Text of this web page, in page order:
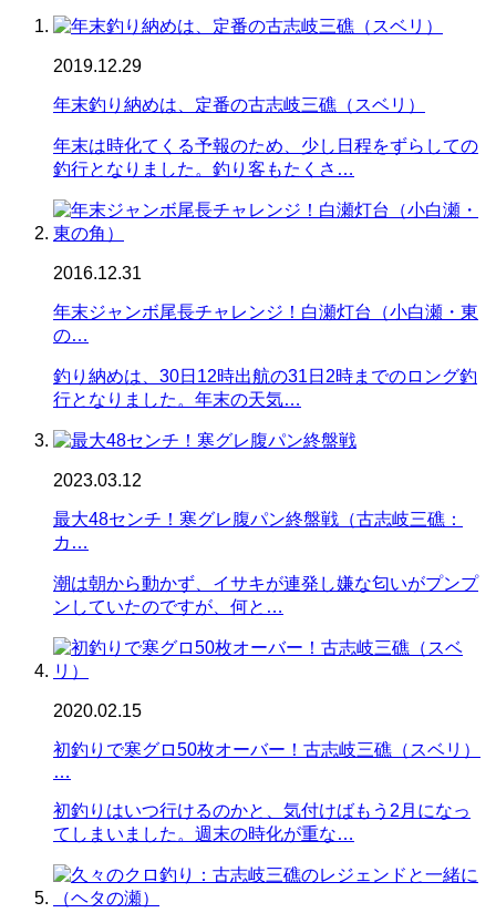
2019.12.29
年末釣り納めは、定番の古志岐三礁（スベリ）
年末は時化てくる予報のため、少し日程をずらしての
釣行となりました。釣り客もたくさ…
2016.12.31
年末ジャンボ尾長チャレンジ！白瀬灯台（小白瀬・東
の…
釣り納めは、30日12時出航の31日2時までのロング釣
行となりました。年末の天気…
2023.03.12
最大48センチ！寒グレ腹パン終盤戦（古志岐三礁：
カ…
潮は朝から動かず、イサキが連発し嫌な匂いがプンプ
ンしていたのですが、何と…
2020.02.15
初釣りで寒グロ50枚オーバー！古志岐三礁（スベリ）
…
初釣りはいつ行けるのかと、気付けばもう2月になっ
てしまいました。週末の時化が重な…